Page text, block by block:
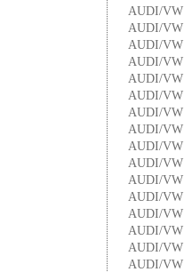
AUDI/VW
AUDI/VW
AUDI/VW
AUDI/VW
AUDI/VW
AUDI/VW
AUDI/VW
AUDI/VW
AUDI/VW
AUDI/VW
AUDI/VW
AUDI/VW
AUDI/VW
AUDI/VW
AUDI/VW
AUDI/VW